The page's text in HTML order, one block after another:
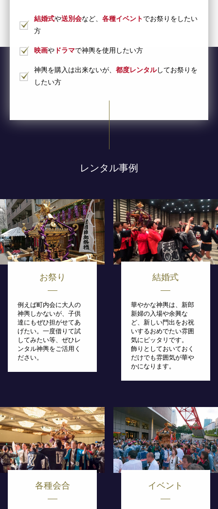
結婚式や送別会など、 各種イベントでお祭りをしたい
方
映画や ドラマで神輿を使用したい方
神輿を購入は出来ないが、 都度レンタルしてお祭りを
したい方
レンタル事例
お祭り
例えば町内会に大人の
神輿しかないが、子供
達にもぜひ担がせてあ
げたい。一度借りて試
してみたい等、ぜひレ
ンタル神輿をご活用く
ださい。
結婚式
華やかな神輿は、新郎
新婦の入場や余興な
ど、新しい門出をお祝
いするおめでたい雰囲
気にピッタリです。
飾りとしておいておく
だけでも雰囲気が華や
かになります。
各種会合 イベント